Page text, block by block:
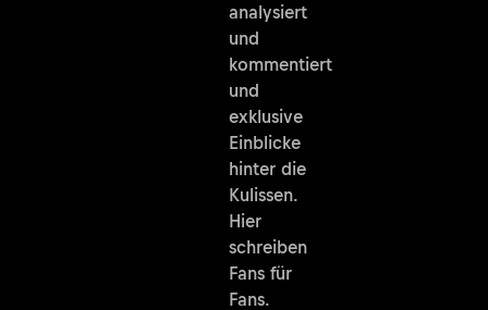
analysiert
und
kommentiert
und
exklusive
Einblicke
hinter die
Kulissen.
Hier
schreiben
Fans für
Fans.